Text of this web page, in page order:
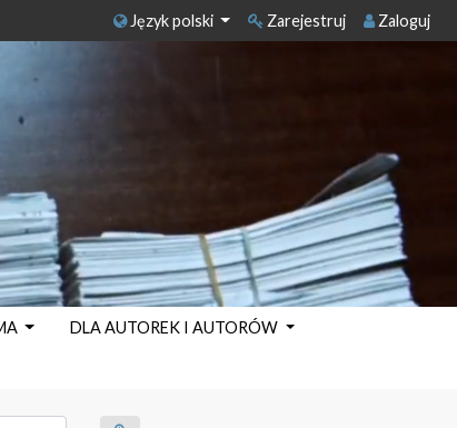
Język polski Zarejestruj Zaloguj
DLA AUTOREK I AUTORÓW